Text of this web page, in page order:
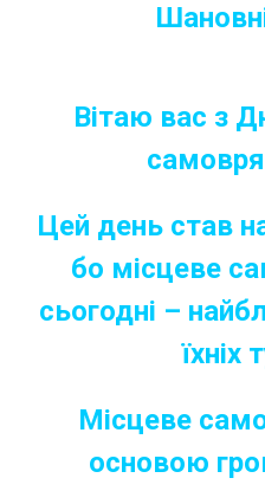
Вітаю вас з
Цей день став
бо місцеве
сьогодні –
їхніх
Місцеве
основою